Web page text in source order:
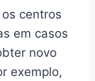
centros
em casos
novo
exemplo,